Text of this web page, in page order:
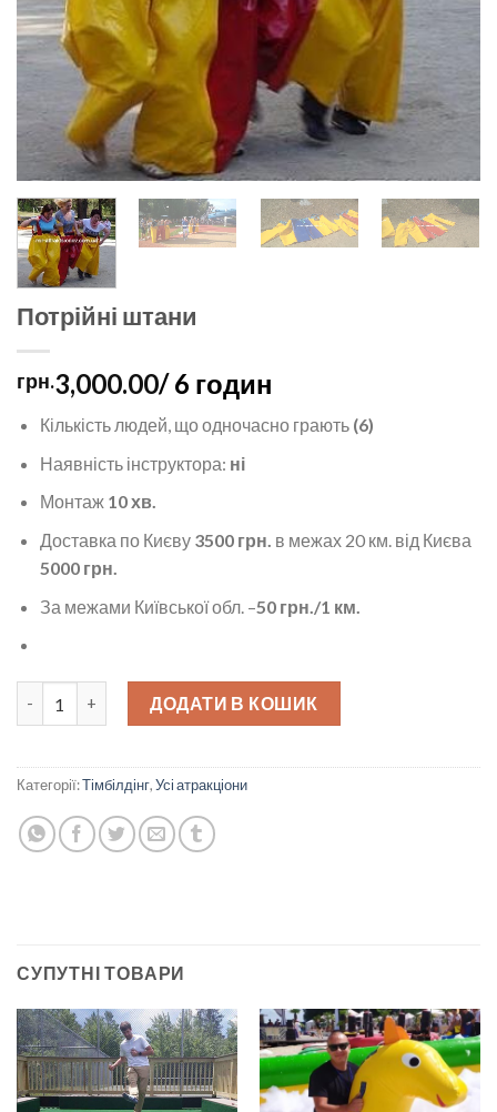
Потрійні штани
грн.3,000.00/ 6 годин
Кількість людей, що одночасно грають (6)
Наявність інструктора: ні
Монтаж 10 хв.
Доставка по Києву 3500 грн. в межах 20 км. від Києва
5000 грн.
За межами Київської обл. –50 грн./1 км.
Потрійні штани кількістьДОДАТИ В КОШИК
Категорії:Тімбілдінг,Усі атракціони
СУПУТНІ ТОВАРИ